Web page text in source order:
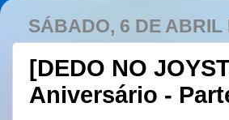
SÁBADO, 6 DE ABRIL
[DEDO NO
Aniversário -